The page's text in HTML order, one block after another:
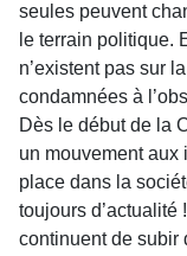
seules peuvent
le terrain politique.
n’existent pas sur
condamnées à
Dès le début de la
un mouvement aux
place dans la
toujours d’actualité
continuent de subir